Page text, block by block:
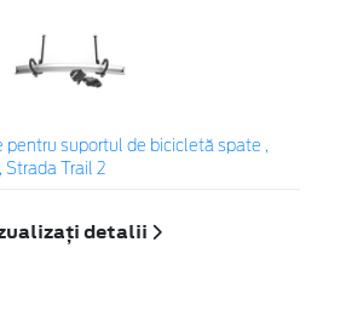
pentru suportul de bicicletă spate ,
Trail 2
detalii